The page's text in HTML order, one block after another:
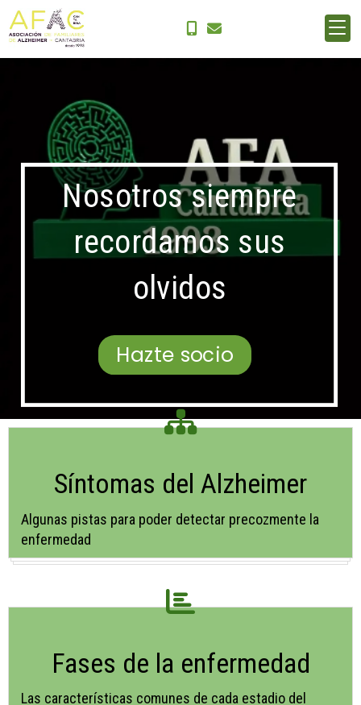
Nosotros siempre
recordamos sus
olvidos
Hazte socio
Asociación de Familiares de
Síntomas del Alzheimer
Algunas pistas para poder detectar precozmente la
enfermedad
Fases de la enfermedad
Las características comunes de cada estadio del